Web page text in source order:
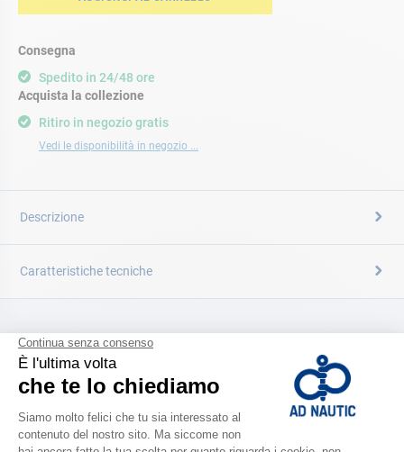
Consegna
Spedito in 24/48 ore
Ritiro in negozio gratis
Vedi le disponibilità in negozio ...
Acquista la collezione
Descrizione
Caratteristiche tecniche
CATALOGARE
Scopri la
nuova guida AD 2026